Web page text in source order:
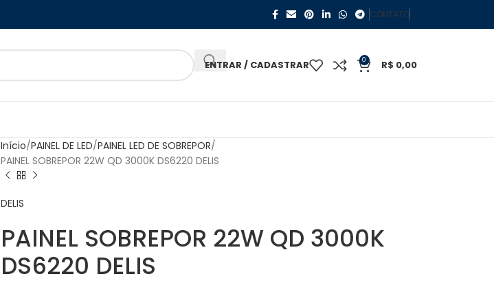
CONTATO
ENTRAR / CADASTRAR 0 R$ 0,00
Início PAINEL DE LED PAINEL LED DE SOBREPOR
PAINEL SOBREPOR 22W QD 3000K DS6220 DELIS
DELIS
PAINEL SOBREPOR 22W QD 3000K
DS6220 DELIS